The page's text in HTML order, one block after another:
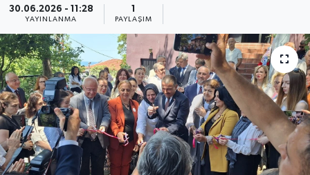
30.06.2026 - 11:28
YAYINLANMA
1
PAYLAŞIM
Devrek
Özel
Mesaj
Dergim
Son Dakika Haberleri
Haber Arşivi